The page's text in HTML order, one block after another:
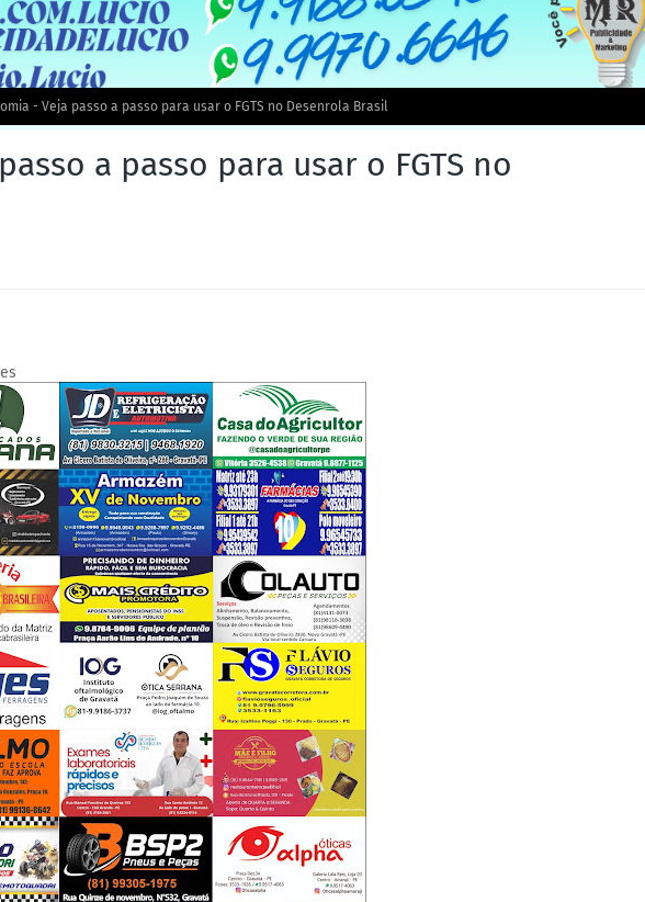
- Veja passo a passo para usar o FGTS no Desenrola Brasil
a passo para usar o FGTS no